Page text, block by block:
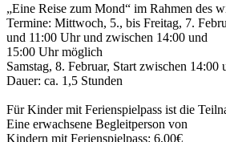
„Eine Reise zum Mond“ im Rahmen des
Termine: Mittwoch, 5., bis Freitag, 7.
und 11:00 Uhr und zwischen 14:00 und
15:00 Uhr möglich
Samstag, 8. Februar, Start zwischen
Dauer: ca. 1,5 Stunden
Für Kinder mit Ferienspielpass ist die
Eine erwachsene Begleitperson von
Kindern mit Ferienspielpass: 6,00€